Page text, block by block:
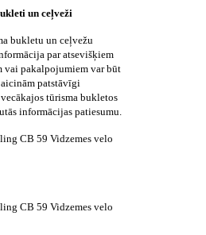
un ceļveži
bukletu un ceļvežu
par atsevišķiem
vai pakalpojumiem var būt
patstāvīgi
tūrisma bukletos
informācijas patiesumu.
CB 59 Vidzemes velo
CB 59 Vidzemes velo